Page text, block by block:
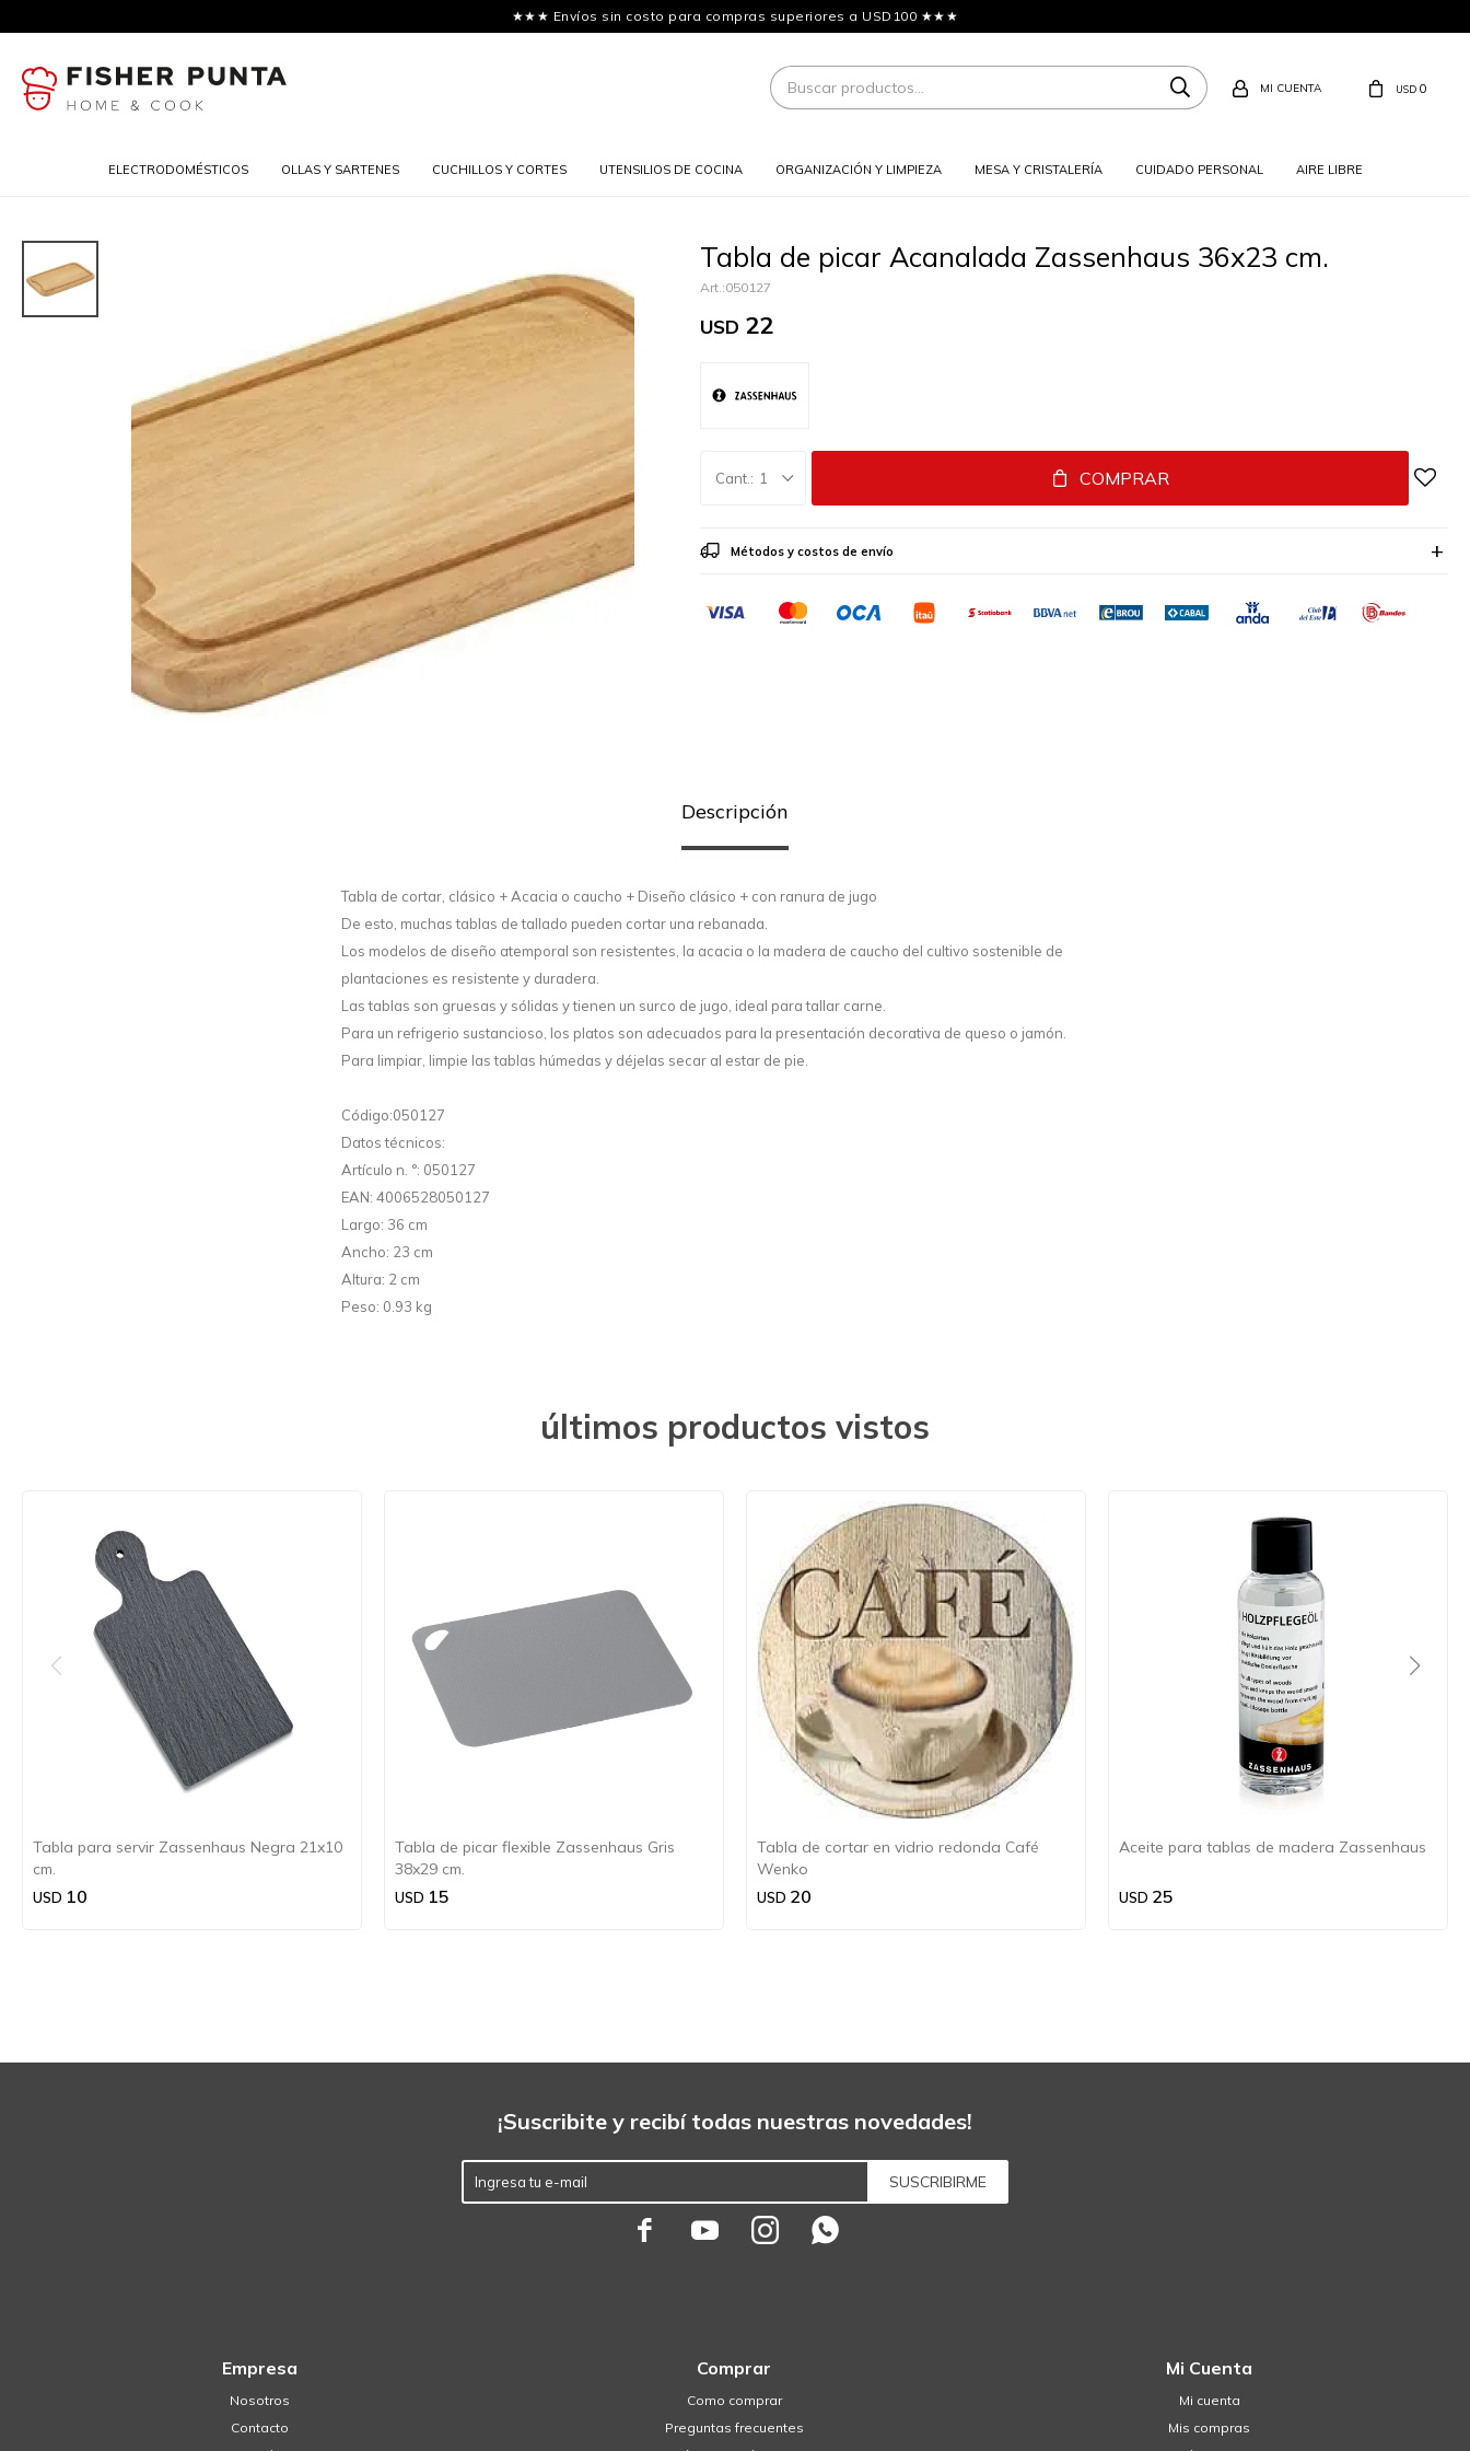
★★★ Envíos sin costo para compras superiores a USD100 ★★★
ELECTRODOMÉSTICOS OLLAS Y SARTENES CUCHILLOS Y CORTES UTENSILIOS DE COCINA ORGANIZACIÓN Y LIMPIEZA MESA Y CRISTALERÍA CUIDADO PERSONAL AIRE LIBRE
USD 0
Tabla de picar Acanalada Zassenhaus 36x23 cm.
050127
USD 22
1 COMPRAR
Métodos y costos de envío
Descripción
Tabla de cortar, clásico + Acacia o caucho + Diseño clásico + con ranura de jugo
De esto, muchas tablas de tallado pueden cortar una rebanada.
Los modelos de diseño atemporal son resistentes, la acacia o la madera de caucho del cultivo sostenible de
plantaciones es resistente y duradera.
Las tablas son gruesas y sólidas y tienen un surco de jugo, ideal para tallar carne.
Para un refrigerio sustancioso, los platos son adecuados para la presentación decorativa de queso o jamón.
Para limpiar, limpie las tablas húmedas y déjelas secar al estar de pie.
Código:050127
Datos técnicos:
Artículo n. °: 050127
EAN: 4006528050127
Largo: 36 cm
Ancho: 23 cm
Altura: 2 cm
Peso: 0.93 kg
últimos productos vistos
Tabla para servir Zassenhaus Negra 21x10
cm.
USD 10
Tabla de picar flexible Zassenhaus Gris
38x29 cm.
USD 15
Tabla de cortar en vidrio redonda Café
Wenko
USD 20
Aceite para tablas de madera Zassenhaus
USD 25
Empresa
Nosotros
Contacto
Comprar
Como comprar
Preguntas frecuentes
Mi Cuenta
Mi cuenta
Mis compras
¡Suscribite y recibí todas nuestras novedades!
SUSCRIBIRME
   